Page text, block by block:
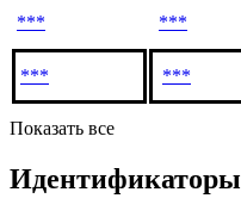
***
***
*** ***
Показать все
Идентификаторы